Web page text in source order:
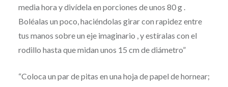
media hora y divídela en porciones de unos 80 g .
Boléalas un poco, haciéndolas girar con rapidez entre
tus manos sobre un eje imaginario , y estíralas con el
rodillo hasta que midan unos 15 cm de diámetro”
“Coloca un par de pitas en una hoja de papel de hornear;